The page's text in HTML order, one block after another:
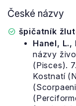
České názvy
špičatník
Hanel, L.,
názvy
(Pisces).
Kostnatí